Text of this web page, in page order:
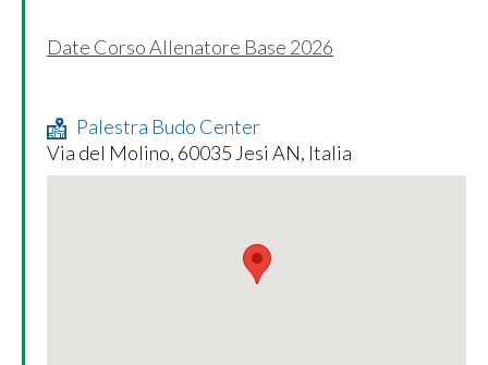
Date Corso Allenatore Base 2026
Palestra Budo Center
Via del Molino, 60035 Jesi AN, Italia